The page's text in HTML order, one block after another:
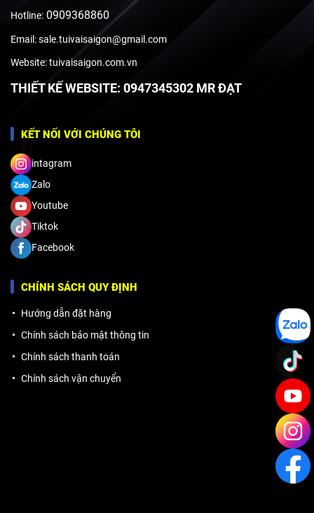
Hotline: 0909368860
Email: sale.tuivaisaigon@gmail.com
Website: tuivaisaigon.com.vn
THIẾT KẾ WEBSITE: 0947345302 MR ĐẠT
KẾT NỐI VỚI CHÚNG TÔI
intagram
Zalo
Youtube
Tiktok
Facebook
CHÍNH SÁCH QUY ĐỊNH
Hướng dẫn đặt hàng
Chính sách bảo mật thông tin
Chính sách thanh toán
Chính sách vận chuyển